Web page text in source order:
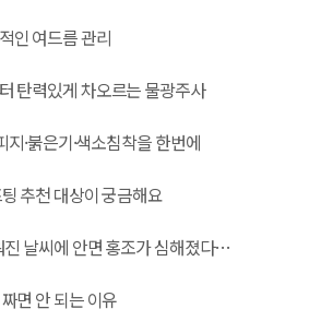
인 여드름 관리
탄력있게 차오르는 물광주사
·붉은기·색소침착을 한번에
추천 대상이 궁금해요
진 날씨에 안면 홍조가 심해졌다…
면 안 되는 이유